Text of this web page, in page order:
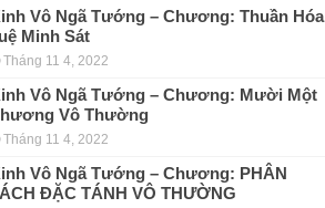
Vô Ngã Tướng – Chương: Thuần Hóa
Minh Sát
Tháng 11 4, 2022
Vô Ngã Tướng – Chương: Mười Một
Vô Thường
Tháng 11 4, 2022
Vô Ngã Tướng – Chương: PHÂN
ÐẶC TÁNH VÔ THƯỜNG